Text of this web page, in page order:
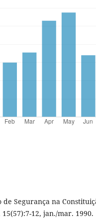
Segurança na
12, jan./mar. 1990.